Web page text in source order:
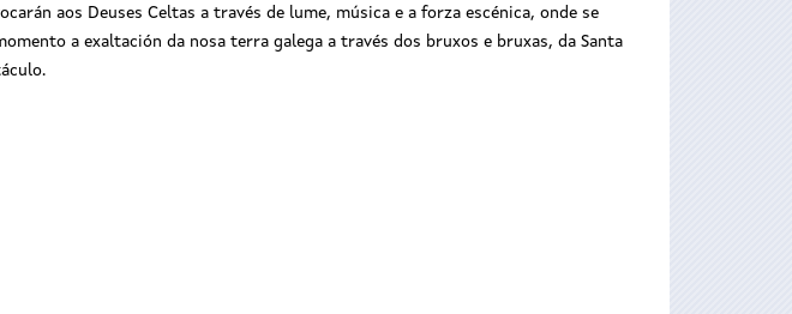
aos Deuses Celtas a través de lume, música e a forza escénica, onde se
a exaltación da nosa terra galega a través dos bruxos e bruxas, da Santa